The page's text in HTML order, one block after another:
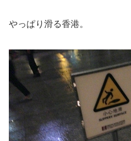
やっぱり滑る香港。